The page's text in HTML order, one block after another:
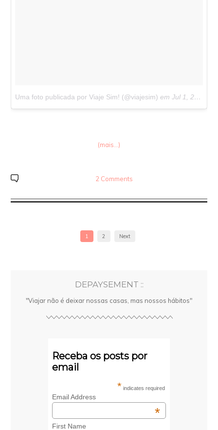
Uma foto publicada por Viaje Sim! (@viajesim) emJul 1, 2015 às 6:38 PDT
(mais…)
2 Comments
1 2 Next
DEPAYSEMENT ::
"Viajar não é deixar nossas casas, mas nossos hábitos"
Receba os posts por
email
* indicates required
Email Address
*
First Name